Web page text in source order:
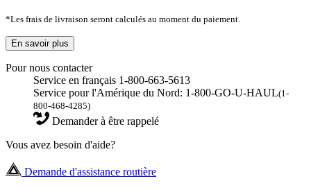
*Les frais de livraison seront calculés au moment du paiement.
En savoir plus
Pour nous contacter
Service en français 1-800-663-5613
Service pour l'Amérique du Nord: 1-800-GO-U-HAUL(1-
800-468-4285)
Demander à être rappelé
Vous avez besoin d'aide?
Demande d'assistance routière